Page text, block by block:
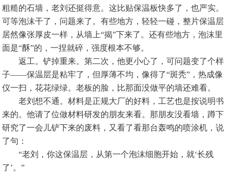
粗糙的石墙，老刘还挺得意。这比贴保温板快多了，也严实。
可等泡沫干了，问题来了。有些地方，轻轻一碰，整片保温层
居然像张厚皮一样，从墙上“揭”下来了。还有些地方，泡沫里
面是“酥”的，一捏就碎，强度根本不够。
返工。铲掉重来。第二次，他更小心了，可问题变了个样
子——保温层是粘牢了，但厚薄不均，像得了“斑秃”，热成像
仪一扫，花花绿绿。老板的脸，比那面没做平的墙还难看。
老刘想不通。材料是正规大厂的好料，工艺也是按说明书
来的。他请了位做材料研发的朋友来看。那朋友没看墙，蹲下
研究了一会儿铲下来的废料，又看了看那台轰鸣的喷涂机，说
了句：
“老刘，你这保温层，从第一个泡沫细胞开始，就‘长残
了’。”